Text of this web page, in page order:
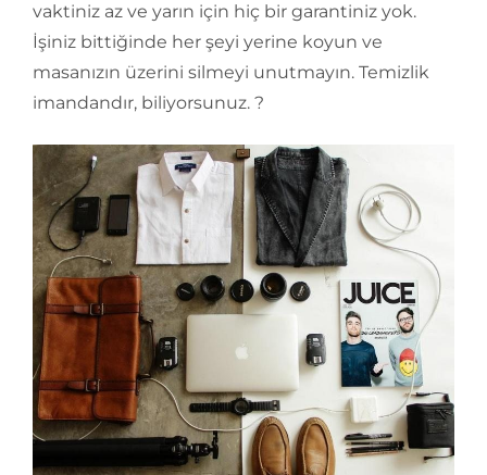
vaktiniz az ve yarın için hiç bir garantiniz yok.
İşiniz bittiğinde her şeyi yerine koyun ve
masanızın üzerini silmeyi unutmayın. Temizlik
imandandır, biliyorsunuz. ?